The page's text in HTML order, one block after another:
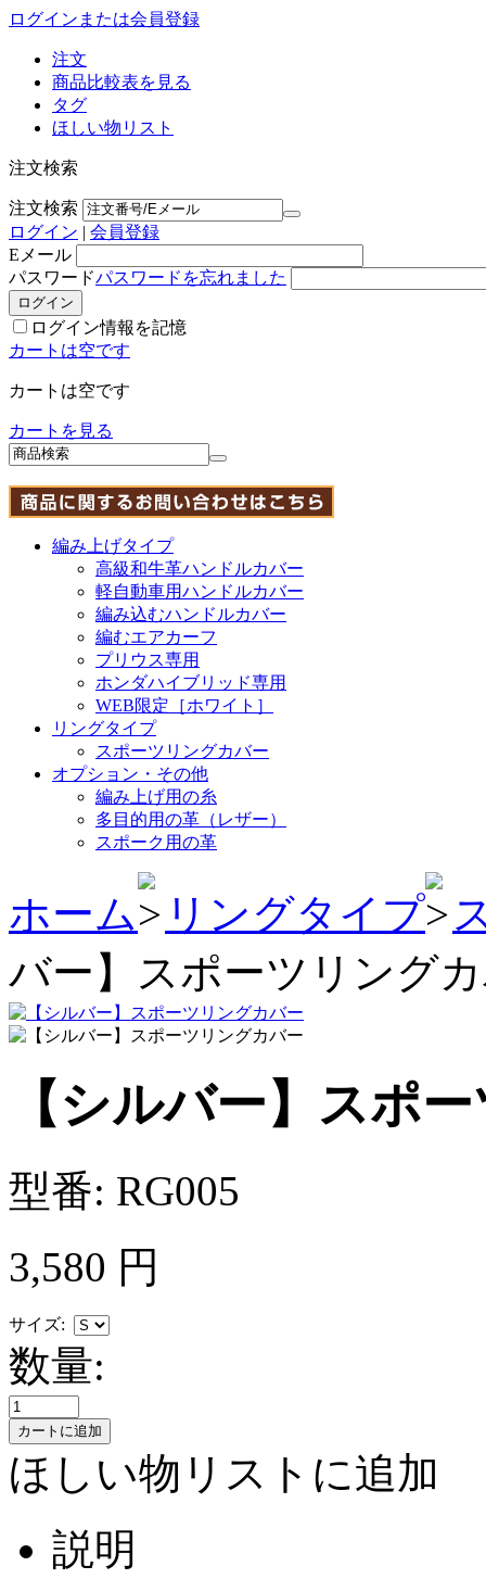
ログインまたは会員登録
注文
商品比較表を見る
タグ
ほしい物リスト
注文検索
注文検索
ログイン | 会員登録
Eメール
パスワードパスワードを忘れました
ログイン情報を記憶
カートは空です
カートは空です
カートを見る
編み上げタイプ
高級和牛革ハンドルカバー
軽自動車用ハンドルカバー
編み込むハンドルカバー
編むエアカーフ
プリウス専用
ホンダハイブリッド専用
WEB限定［ホワイト］
リングタイプ
スポーツリングカバー
オプション・その他
編み上げ用の糸
多目的用の革（レザー）
スポーク用の革
ホーム リングタイプ
バー】スポーツリング
【シルバー】スポ
型番: RG005
3,580 円
サイズ:
数量:
ほしい物リストに追加
説明